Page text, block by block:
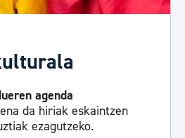
agenda
da hiriak eskaintzen
ezagutzeko.